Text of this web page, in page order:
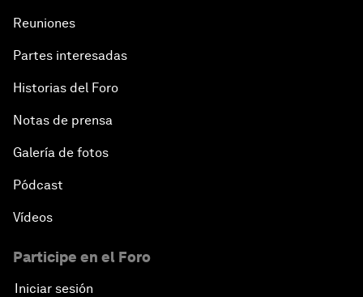
Reuniones
Partes interesadas
Historias del Foro
Notas de prensa
Galería de fotos
Pódcast
Vídeos
Participe en el Foro
Iniciar sesión